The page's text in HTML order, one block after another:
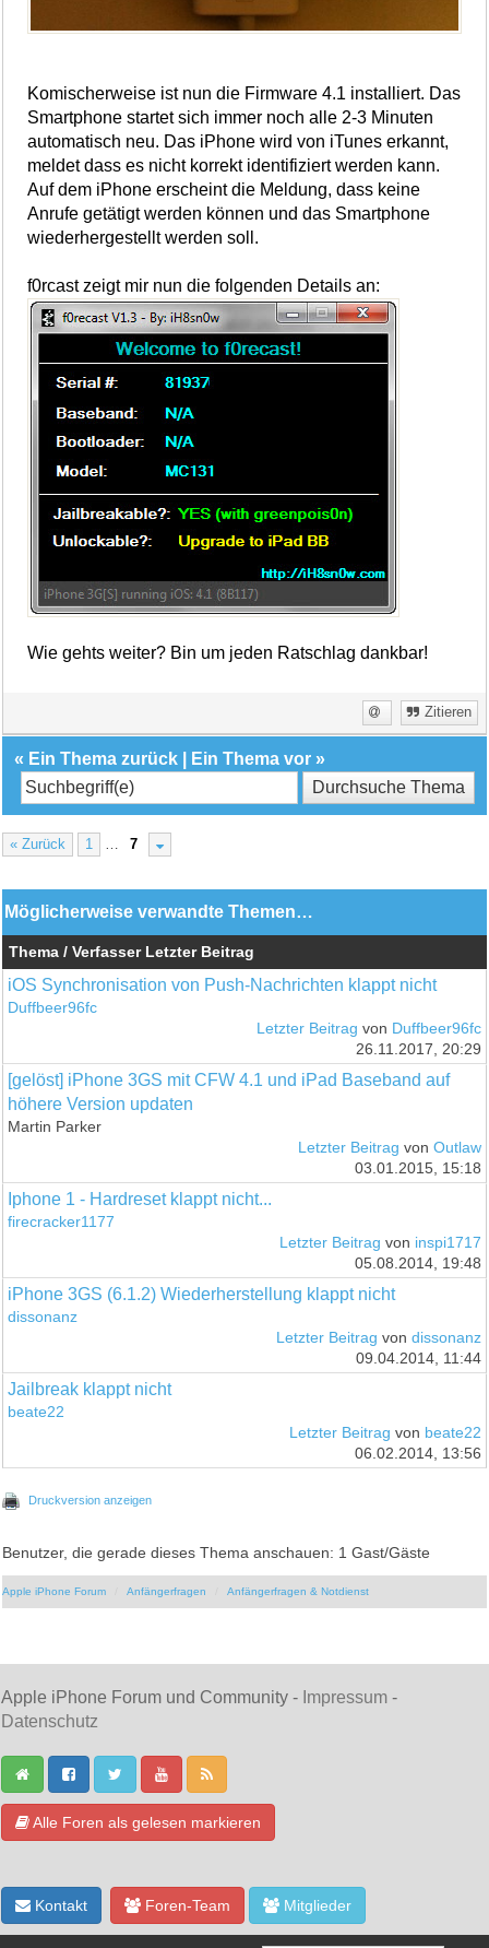
Komischerweise ist nun die Firmware 4.1 installiert. Das
Smartphone startet sich immer noch alle 2-3 Minuten
automatisch neu. Das iPhone wird von iTunes erkannt,
meldet dass es nicht korrekt identifiziert werden kann.
Auf dem iPhone erscheint die Meldung, dass keine
Anrufe getätigt werden können und das Smartphone
wiederhergestellt werden soll.
f0rcast zeigt mir nun die folgenden Details an:
Wie gehts weiter? Bin um jeden Ratschlag dankbar!
Zitieren
« Ein Thema zurück Ein Thema vor »
« Zurück 1 … 7
Möglicherweise verwandte Themen…
Thema / Verfasser Letzter Beitrag
iOS Synchronisation von Push-Nachrichten klappt nicht
Duffbeer96fc
Letzter Beitrag von Duffbeer96fc
26.11.2017, 20:29
[gelöst] iPhone 3GS mit CFW 4.1 und iPad Baseband auf
höhere Version updaten
Martin Parker
Letzter Beitrag von Outlaw
03.01.2015, 15:18
Iphone 1 - Hardreset klappt nicht...
firecracker1177
Letzter Beitrag von inspi1717
05.08.2014, 19:48
iPhone 3GS (6.1.2) Wiederherstellung klappt nicht
dissonanz
Letzter Beitrag von dissonanz
09.04.2014, 11:44
Jailbreak klappt nicht
beate22
Letzter Beitrag von beate22
06.02.2014, 13:56
Druckversion anzeigen
Benutzer, die gerade dieses Thema anschauen: 1 Gast/Gäste
Apple iPhone Forum Anfängerfragen Anfängerfragen & Notdienst
Apple iPhone Forum und Community - Impressum -
Datenschutz
Alle Foren als gelesen markieren
Kontakt Foren-Team Mitglieder